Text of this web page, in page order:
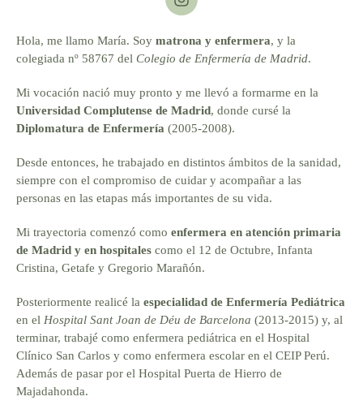
Hola, me llamo María. Soy matrona y enfermera, y la
colegiada nº 58767 del Colegio de Enfermería de Madrid.
Mi vocación nació muy pronto y me llevó a formarme en la
Universidad Complutense de Madrid, donde cursé la
Diplomatura de Enfermería (2005-2008).
Desde entonces, he trabajado en distintos ámbitos de la sanidad,
siempre con el compromiso de cuidar y acompañar a las
personas en las etapas más importantes de su vida.
Mi trayectoria comenzó como enfermera en atención primaria
de Madrid y en hospitales como el 12 de Octubre, Infanta
Cristina, Getafe y Gregorio Marañón.
Posteriormente realicé la especialidad de Enfermería Pediátrica
en el Hospital Sant Joan de Déu de Barcelona (2013-2015) y, al
terminar, trabajé como enfermera pediátrica en el Hospital
Clínico San Carlos y como enfermera escolar en el CEIP Perú.
Además de pasar por el Hospital Puerta de Hierro de
Majadahonda.